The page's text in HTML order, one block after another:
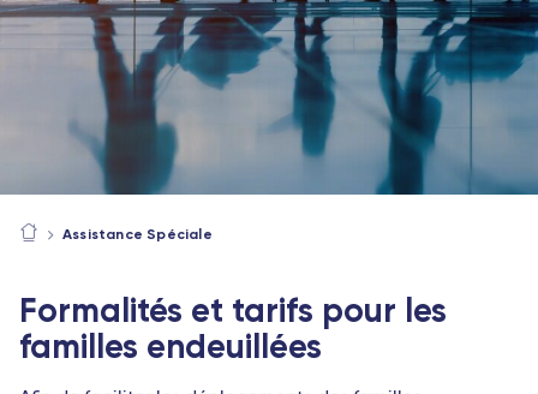
Assistance Spéciale
Formalités et tarifs pour les
familles endeuillées